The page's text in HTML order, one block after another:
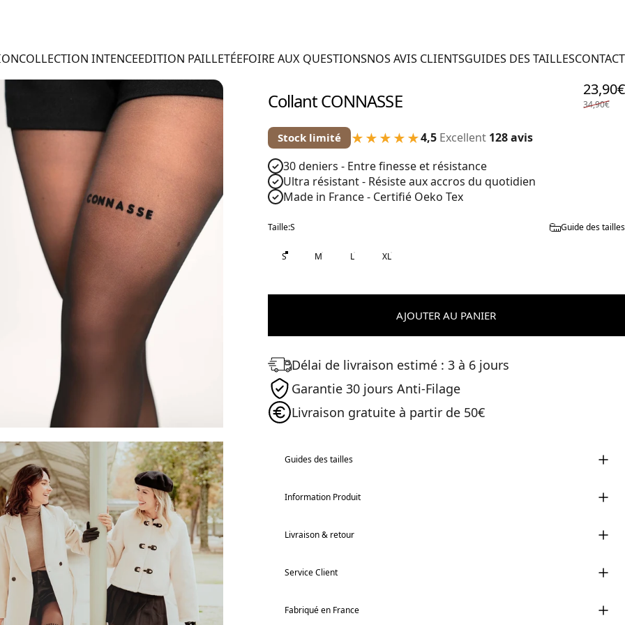
COLLECTION INTENCEEDITION PAILLETÉEFOIRE AUX QUESTIONSNOS AVIS CLIENTSGUIDES DES TAILLESCONTACT
CollantCONNASSE
23,90€
34,90€
Stock limité ★★★★★4,5Excellent 128 avis
✓ 30 deniers - Entre finesse et résistance
✓ Ultra résistant - Résiste aux accros du quotidien
✓ Made in France - Certifié Oeko Tex
Taille
Taille:S Guide des tailles
S M L XL
AJOUTER AU PANIER
Délai de livraison estimé : 3 à 6 jours
Garantie 30 jours Anti-Filage
Livraison gratuite à partir de 50€
Guides des tailles
Information Produit
Livraison & retour
Service Client
Fabriqué en France